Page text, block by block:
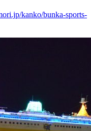
kanko/bunka-sports-